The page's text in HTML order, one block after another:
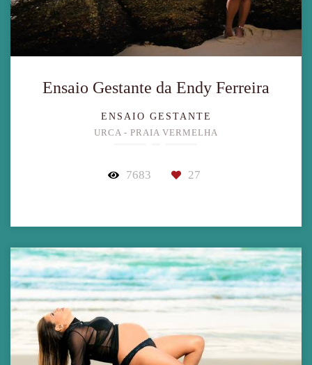
Ensaio Gestante da Endy Ferreira
ENSAIO GESTANTE
URCA - PRAIA VERMELHA
7683 27